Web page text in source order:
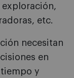
etc.
necesitan
en
y